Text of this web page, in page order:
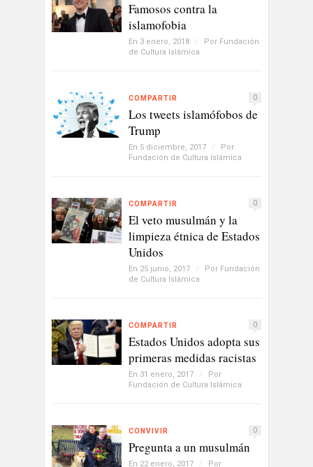
Famosos contra la
islamofobia
En 3 enero, 2018 / Por Fundación
de Cultura Islámica
COMPARTIR 0
Los tweets islamófobos de
Trump
En 5 diciembre, 2017 /
Por
Fundación de Cultura Islámica
COMPARTIR 0
El veto musulmán y la
limpieza étnica de Estados
Unidos
En 25 junio, 2017 / Por Fundación
de Cultura Islámica
COMPARTIR 0
Estados Unidos adopta sus
primeras medidas racistas
En 31 enero, 2017 /
Por
Fundación de Cultura Islámica
CONVIVIR 0
Pregunta a un musulmán
En 22 enero, 2017 / Por